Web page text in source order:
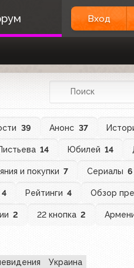
Вход
39 Анонс 37
14 Юбилей 14
и покупки 7 Сериалы 6
4 Рейтинги 4 Обзор
2 22 кнопка 2
Украина